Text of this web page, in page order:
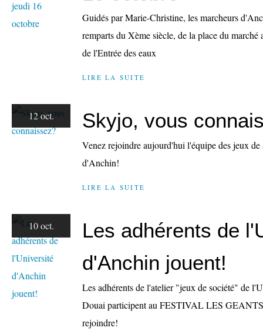
Guidés par Marie-Christine, les marcheurs
remparts du Xème siècle, de la place du
de l'Entrée des eaux
LIRE LA SUITE
12 oct. Skyjo, vous
Venez rejoindre aujourd'hui l'équipe des jeux
d'Anchin!
LIRE LA SUITE
10 oct.
Les adhérents de
d'Anchin jouent!
Les adhérents de l'atelier "jeux de société" de
Douai participent au FESTIVAL LES
rejoindre!